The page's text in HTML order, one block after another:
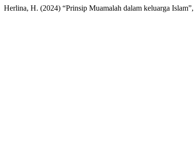
Herlina, H. (2024) “Prinsip Muamalah dalam keluarga Islam”,